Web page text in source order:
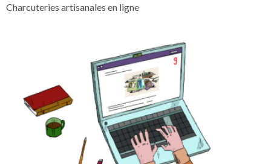
Charcuteries artisanales en ligne